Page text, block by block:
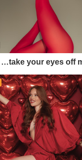
Don't take your eyes off me 🧨